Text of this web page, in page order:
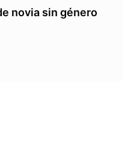
novia sin género